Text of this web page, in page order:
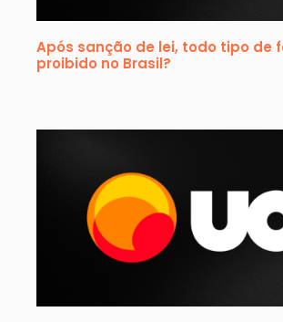
Após sanção de lei, todo tipo de
proibido no Brasil?